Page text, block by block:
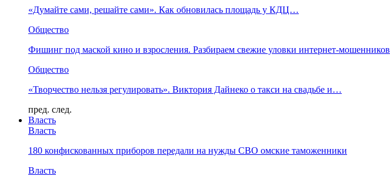
«Думайте сами, решайте сами». Как обновилась площадь у КДЦ…
Общество
Фишинг под маской кино и взросления. Разбираем свежие уловки интернет-мошенников
Общество
«Творчество нельзя регулировать». Виктория Дайнеко о такси на свадьбе и…
пред. след.
Власть
Власть
180 конфискованных приборов передали на нужды СВО омские таможенники
Власть